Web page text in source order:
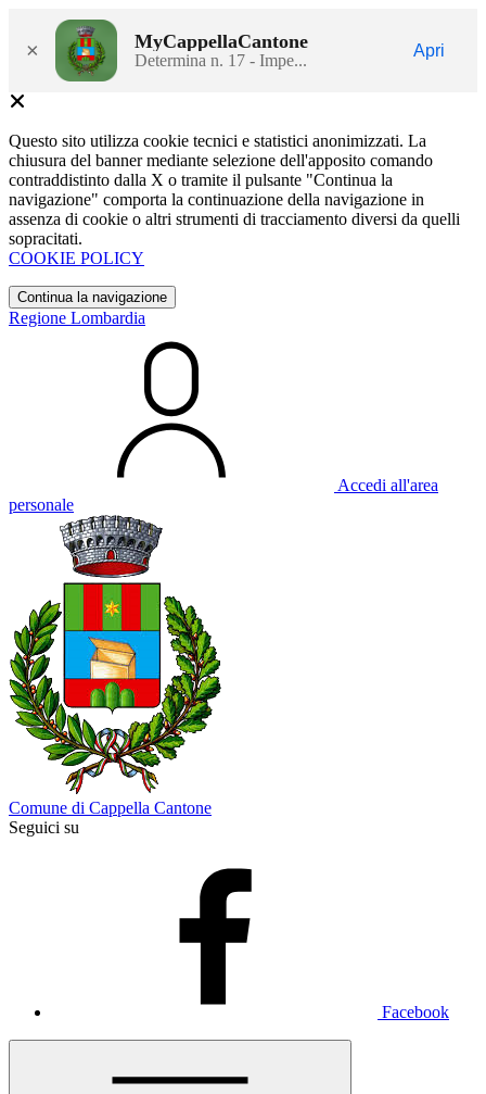
× MyCappellaCantone
Determina n. 17 - Impe...
Apri
Questo sito utilizza cookie tecnici e statistici anonimizzati. La
chiusura del banner mediante selezione dell'apposito comando
contraddistinto dalla X o tramite il pulsante "Continua la
navigazione" comporta la continuazione della navigazione in
assenza di cookie o altri strumenti di tracciamento diversi da quelli
sopracitati.
COOKIE POLICY
Continua la navigazione
Regione Lombardia
Accedi all'area
personale
Comune di Cappella Cantone
Seguici su
Facebook